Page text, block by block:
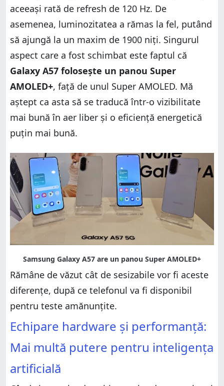
aceeași rată de refresh de 120 Hz. De
asemenea, luminozitatea a rămas la fel, putând
să ajungă la un maxim de 1900 niți. Singurul
aspect care a fost schimbat este faptul că
Galaxy A57 folosește un panou Super
AMOLED+, față de unul Super AMOLED. Mă
aștept ca asta să se traducă într-o vizibilitate
mai bună în aer liber și o eficiență energetică
puțin mai bună.
Rămâne de văzut cât de sesizabile vor fi aceste
diferențe, după ce telefonul va fi disponibil
pentru teste amănunțite.
Echipare hardware și performanță:
Mai multă putere pentru inteligența
artificială